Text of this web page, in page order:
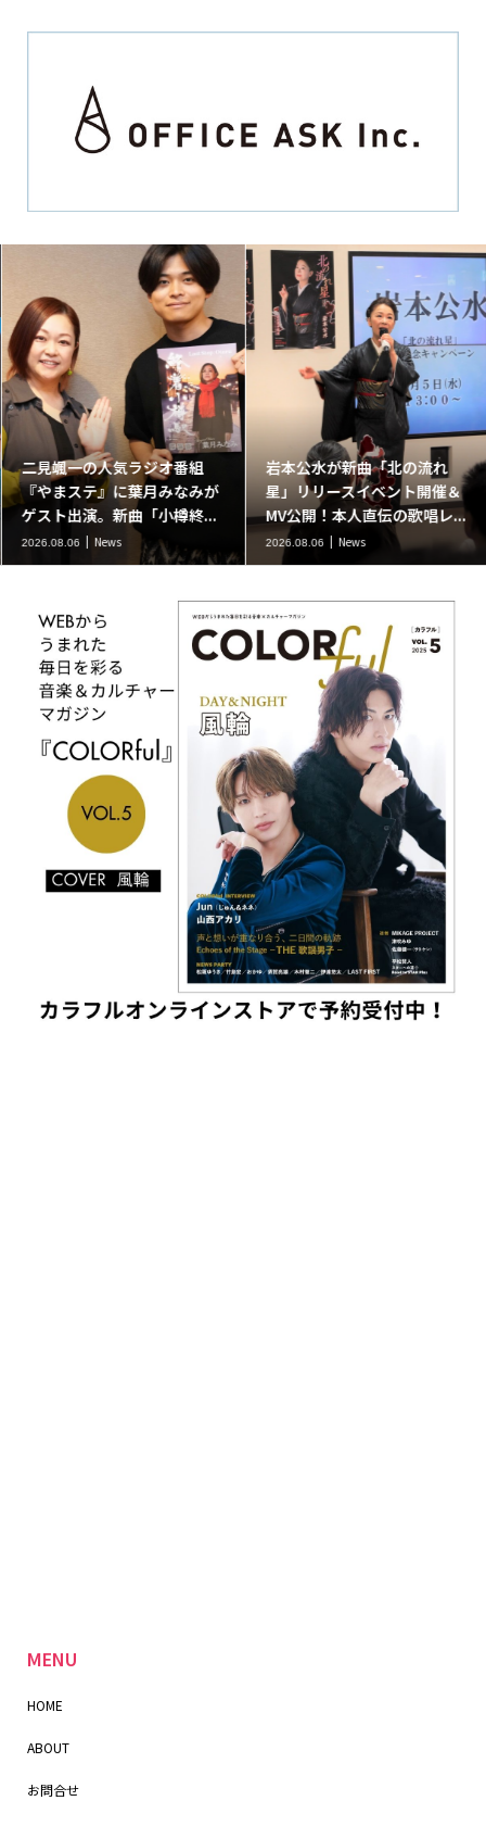
二見颯一の人気ラジオ番組
『やまステ』に葉月みなみが
ゲスト出演。新曲「小樽終...
2026.08.06 News
岩本公水が新曲「北の流れ
星」リリースイベント開催＆
MV公開！本人直伝の歌唱レ...
2026.08.06 News
MENU
HOME
ABOUT
お問合せ